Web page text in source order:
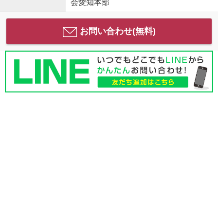
会愛知本部
お問い合わせ(無料)